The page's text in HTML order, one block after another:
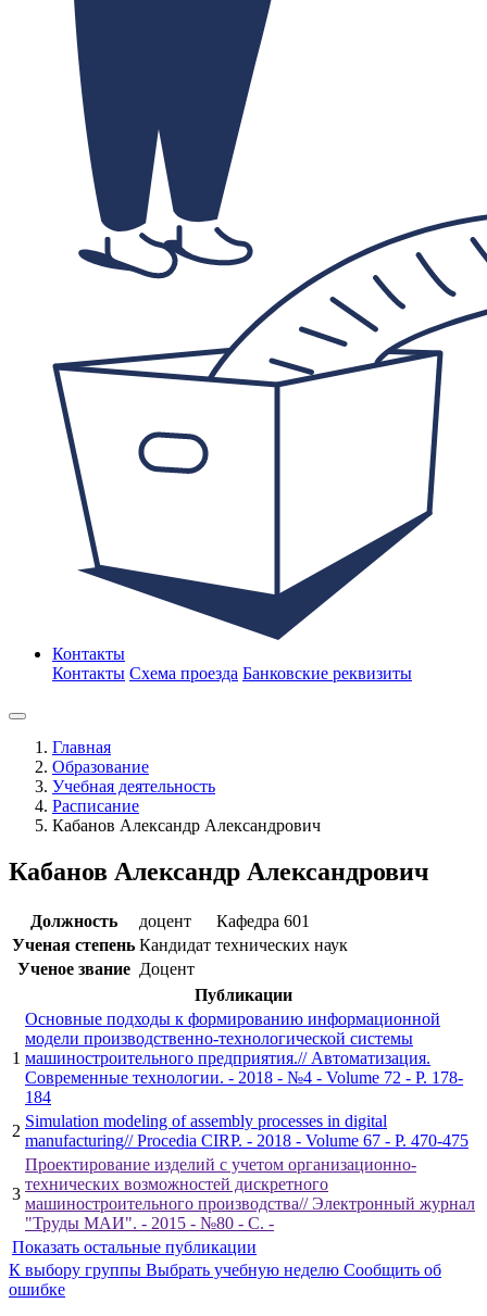
Контакты
Контакты Схема проезда Банковские реквизиты
Главная
Образование
Учебная деятельность
Расписание
Кабанов Александр Александрович
Кабанов Александр Александрович
Должность доцент
Кафедра 601
Ученая степень Кандидат технических наук
Ученое звание Доцент
Публикации
1
Основные подходы к формированию информационной
модели производственно-технологической системы
машиностроительного предприятия.// Автоматизация.
Современные технологии. - 2018 - №4 - Volume 72 - P. 178-
184
2
Simulation modeling of assembly processes in digital
manufacturing// Procedia CIRP. - 2018 - Volume 67 - P. 470-475
3
Проектирование изделий с учетом организационно-
технических возможностей дискретного
машиностроительного производства// Электронный журнал
"Труды МАИ". - 2015 - №80 - С. -
Показать остальные публикации
К выбору группы Выбрать учебную неделю Сообщить об
ошибке